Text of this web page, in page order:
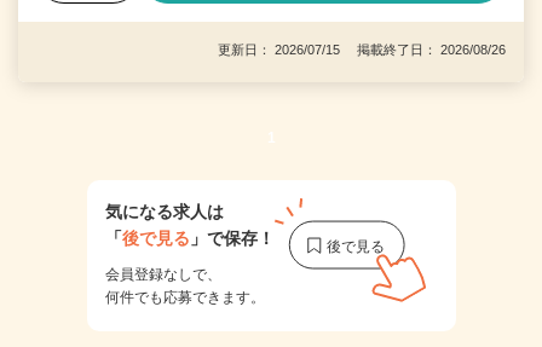
更新日： 2026/07/15 掲載終了日： 2026/08/26
1
気になる求人は
「後で見る 」で保存！
会員登録なしで、
何件でも応募できます。